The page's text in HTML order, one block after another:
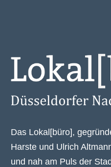
Das Lokal[büro],
Harste und Ulrich
und nah am Puls der